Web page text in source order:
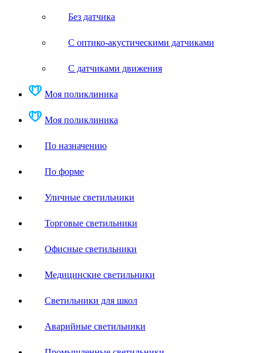
Без датчика
С оптико-акустическими датчиками
С датчиками движения
Моя поликлиника
Моя поликлиника
По назначению
По форме
Уличные светильники
Торговые светильники
Офисные светильники
Медицинские светильники
Светильники для школ
Аварийные светильники